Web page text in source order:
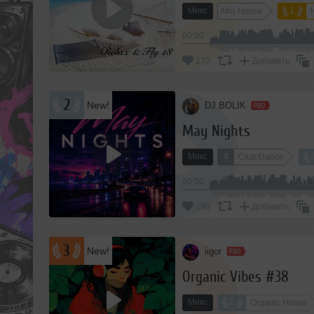
Микс Afro House 1
270 Добавить
2 New! DJ BOLIK
May Nights
Микс Club/Dance
Добавить
3 New! iigor
Organic Vibes #38
Микс Organic House